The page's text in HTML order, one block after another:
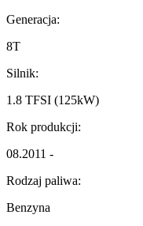
Generacja:
8T
Silnik:
1.8 TFSI (125kW)
Rok produkcji:
08.2011 -
Rodzaj paliwa:
Benzyna